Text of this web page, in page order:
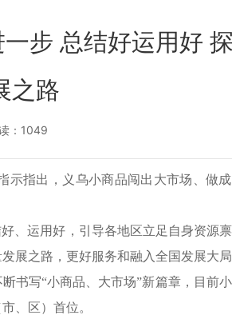
步 总结好运用好
之路
：1049
示指出，义乌小商品闯出大市场、做
、运用好，引导各地区立足自身资源禀
展之路，更好服务和融入全国发展大局
书写“小商品、大市场”新篇章，目前
、区）首位。